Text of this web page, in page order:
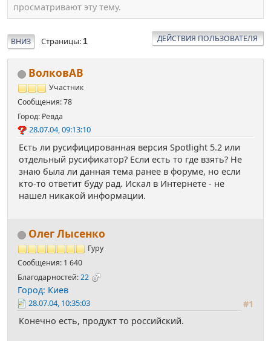
просматривают эту тему.
ВНИЗ Страницы 1 ДЕЙСТВИЯ ПОЛЬЗОВАТЕЛЯ
ВолковАВ
Участник
Сообщения: 78
Город: Ревда
28.07.04, 09:13:10
Есть ли русифицированная версия Spotlight 5.2 или
отдельный русификатор? Если есть то где взять? Не
знаю была ли данная тема ранее в форуме, но если
кто-то ответит буду рад. Искал в Интернете - не
нашел никакой информации.
Олег Лысенко
Гуру
Сообщения: 1 640
Благодарностей:22
Город: Киев
#1
28.07.04, 10:35:03
Конечно есть, продукт то российский.